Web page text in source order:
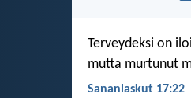
Terveydeksi on
mutta murtunut
Sananlaskut 17:22